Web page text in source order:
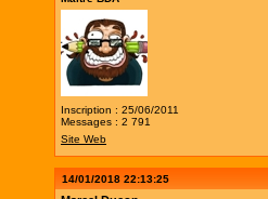
Inscription : 25/06/2011
Messages : 2 791
Site Web
14/01/2018 22:13:25